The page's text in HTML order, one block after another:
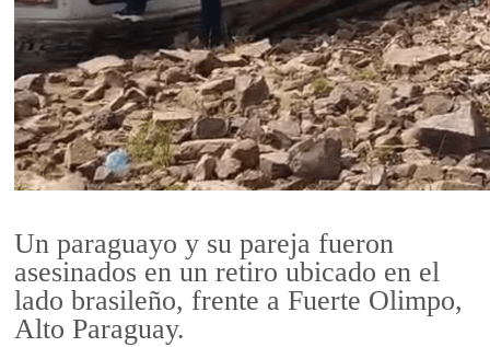
Un paraguayo y su pareja fueron
asesinados en un retiro ubicado en el
lado brasileño, frente a Fuerte Olimpo,
Alto Paraguay.